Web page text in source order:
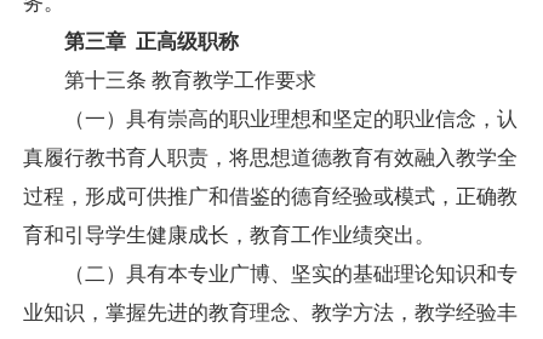
第三章 正高级职称
第十三条 教育教学工作要求
（一）具有崇高的职业理想和坚定的职业信念，认
真履行教书育人职责，将思想道德教育有效融入教学全
过程，形成可供推广和借鉴的德育经验或模式，正确教
育和引导学生健康成长，教育工作业绩突出。
（二）具有本专业广博、坚实的基础理论知识和专
业知识，掌握先进的教育理念、教学方法，教学经验丰